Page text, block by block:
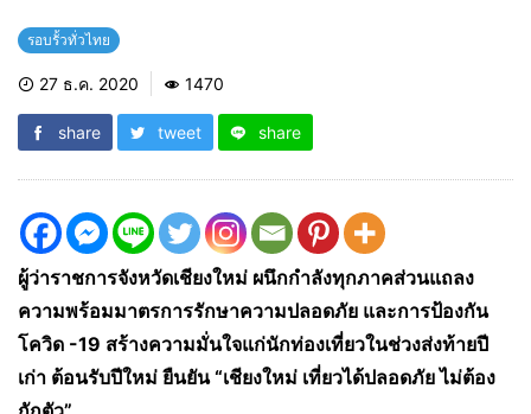
รอบรั้วทั่วไทย
27 ธ.ค. 2020 1470
share tweet share
ผู้ว่าราชการจังหวัดเชียงใหม่ ผนึกกำลังทุกภาคส่วนแถลง
ความพร้อมมาตรการรักษาความปลอดภัย และการป้องกัน
โควิด -19 สร้างความมั่นใจแก่นักท่องเที่ยวในช่วงส่งท้ายปี
เก่า ต้อนรับปีใหม่ ยืนยัน “เชียงใหม่ เที่ยวได้ปลอดภัย ไม่ต้อง